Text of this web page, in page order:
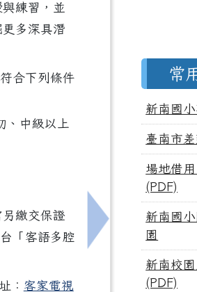
一夏英語班.Sinnan STEAM
練習，並
多深具潛
合下列條件
、中級以上
繳交保證
「客語多腔
： 客家電視
下一筆：檢送本
常
新南國
臺南市
場地借
(PDF)
新南國
園
新南校
(PDF)